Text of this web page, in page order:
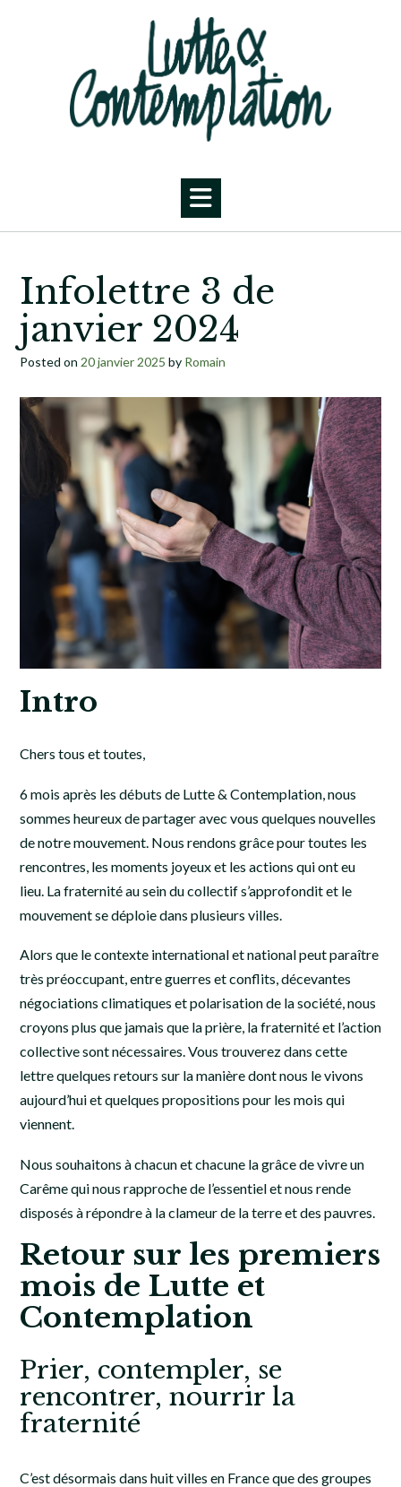
Infolettre 3 de
janvier 2024
Posted on 20 janvier 2025 by Romain
Intro
Chers tous et toutes,
6 mois après les débuts de Lutte & Contemplation, nous
sommes heureux de partager avec vous quelques nouvelles
de notre mouvement. Nous rendons grâce pour toutes les
rencontres, les moments joyeux et les actions qui ont eu
lieu. La fraternité au sein du collectif s’approfondit et le
mouvement se déploie dans plusieurs villes.
Alors que le contexte international et national peut paraître
très préoccupant, entre guerres et conflits, décevantes
négociations climatiques et polarisation de la société, nous
croyons plus que jamais que la prière, la fraternité et l’action
collective sont nécessaires. Vous trouverez dans cette
lettre quelques retours sur la manière dont nous le vivons
aujourd’hui et quelques propositions pour les mois qui
viennent.
Nous souhaitons à chacun et chacune la grâce de vivre un
Carême qui nous rapproche de l’essentiel et nous rende
disposés à répondre à la clameur de la terre et des pauvres.
Retour sur les premiers
mois de Lutte et
Contemplation
Prier, contempler, se
rencontrer, nourrir la
fraternité
C’est désormais dans huit villes en France que des groupes